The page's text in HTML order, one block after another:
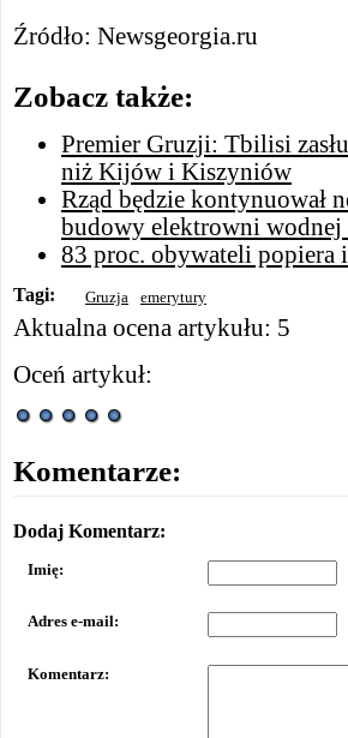
Źródło: Newsgeorgia.ru
Zobacz także:
Premier Gruzji: Tbilisi
niż Kijów i Kiszyniów
Rząd będzie kontynuował
budowy elektrowni wodnej
83 proc. obywateli popiera
Tagi: Gruzja emerytury
Aktualna ocena artykułu: 5
Oceń artykuł:
Komentarze:
Dodaj Komentarz:
Imię:
Adres e-mail:
Komentarz: